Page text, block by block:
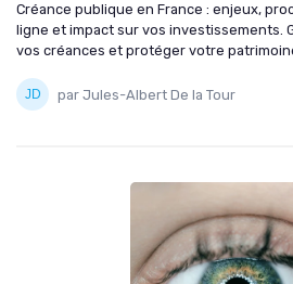
Créance publique en France : enjeux,
ligne et impact sur vos investissements.
vos créances et protéger votre
par Jules-Albert De la Tour